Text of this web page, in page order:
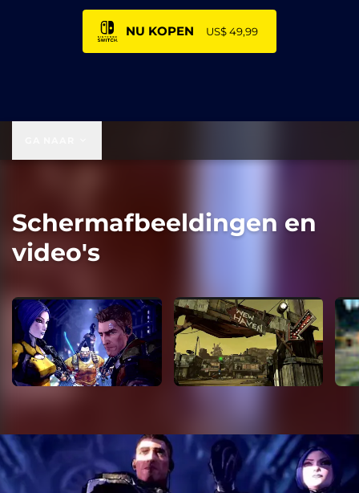
NU KOPEN US$ 49,99
Schermafbeeldingen en
video's